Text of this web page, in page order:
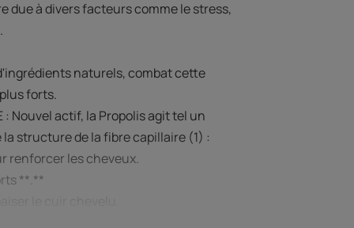
due à divers facteurs comme le stress,
d'ingrédients naturels, combat cette
forts.
: Nouvel actif, la Propolis agit tel un
structure de la fibre capillaire (1) :
renforcer les cheveux.
**.**